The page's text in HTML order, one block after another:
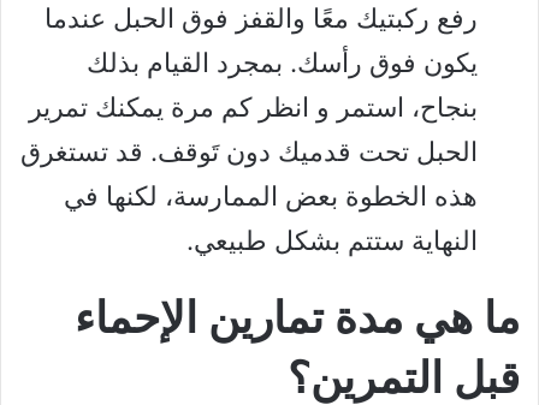
رفع ركبتيك معًا والقفز فوق الحبل عندما
يكون فوق رأسك. بمجرد القيام بذلك
بنجاح، استمر و انظر كم مرة يمكنك تمرير
الحبل تحت قدميك دون تَوقف. قد تستغرق
هذه الخطوة بعض الممارسة، لكنها في
النهاية ستتم بشكل طبيعي.
ما هي مدة تمارين الإحماء
قبل التمرين؟